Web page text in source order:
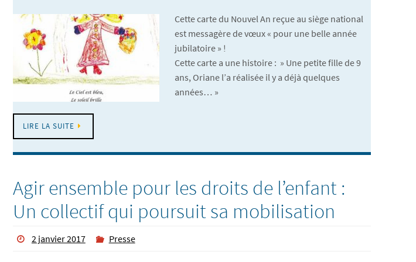
Cette carte du Nouvel An reçue au siège national
est messagère de vœux « pour une belle année
jubilatoire » !
Cette carte a une histoire : » Une petite fille de 9
ans, Oriane l’a réalisée il y a déjà quelques
années… »
LIRE LA SUITE
Agir ensemble pour les droits de l’enfant :
Un collectif qui poursuit sa mobilisation
2 janvier 2017 Presse